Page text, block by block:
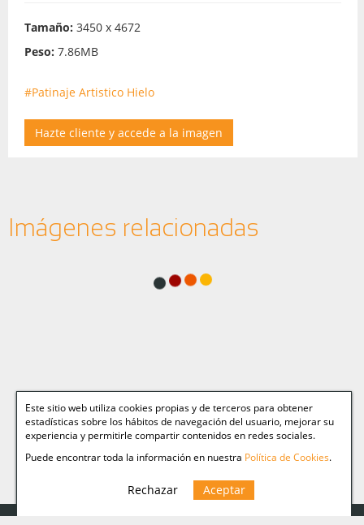
Tamaño: 3450 x 4672
Peso: 7.86MB
#Patinaje Artistico Hielo
Hazte cliente y accede a la imagen
Imágenes relacionadas
Este sitio web utiliza cookies propias y de terceros para obtener
estadísticas sobre los hábitos de navegación del usuario, mejorar su
experiencia y permitirle compartir contenidos en redes sociales.
Puede encontrar toda la información en nuestra Política de Cookies.
Rechazar Aceptar